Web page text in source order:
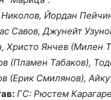
Йордан
Савов, Джунейт
Христо Янчев (Милен
(Пламен Табаков),
(Ерик Смилянов),
ГС: Рюстем